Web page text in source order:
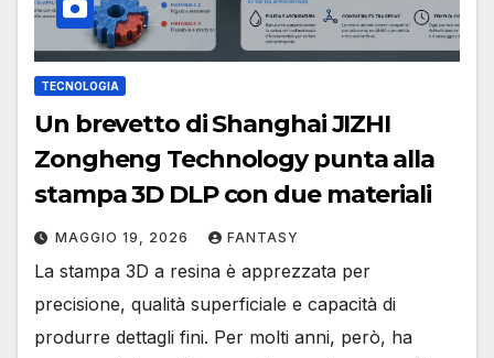
TECNOLOGIA
Un brevetto di Shanghai JIZHI
Zongheng Technology punta alla
stampa 3D DLP con due materiali
MAGGIO 19, 2026 FANTASY
La stampa 3D a resina è apprezzata per
precisione, qualità superficiale e capacità di
produrre dettagli fini. Per molti anni, però, ha